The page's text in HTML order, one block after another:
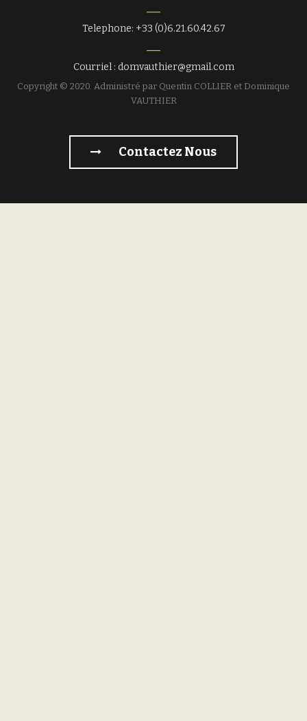
Telephone: +33 (0)6.21.60.42.67
Courriel : domvauthier@gmail.com
Copyright © 2020. Administré par Quentin COLLIER et Dominique
VAUTHIER
Contactez Nous